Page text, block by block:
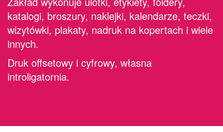
katalogi, broszury, naklejki, kalendarze, teczki,
wizytówki, plakaty, nadruk na kopertach i wiele
innych.
Druk offsetowy i cyfrowy, własna
introligatornia.